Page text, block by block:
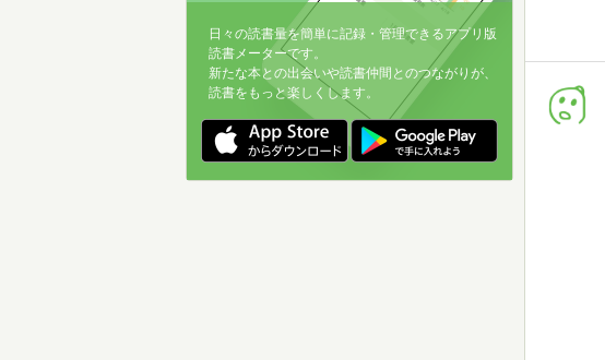
日々の読書量を簡単に記録・管理できるアプリ版
読書メーターです。
新たな本との出会いや読書仲間とのつながりが、
読書をもっと楽しくします。